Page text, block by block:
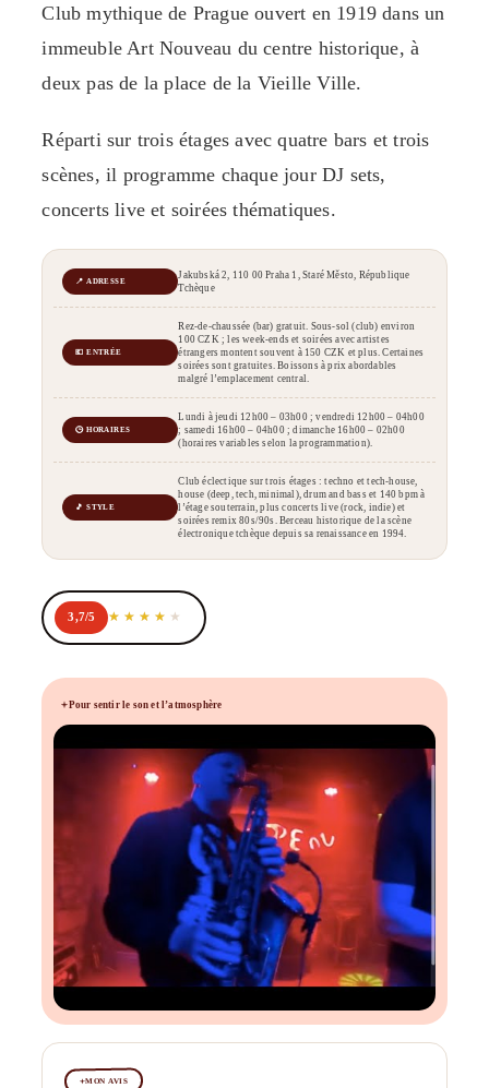
Club mythique de Prague ouvert en 1919 dans un
immeuble Art Nouveau du centre historique, à
deux pas de la place de la Vieille Ville.
Réparti sur trois étages avec quatre bars et trois
scènes, il programme chaque jour DJ sets,
concerts live et soirées thématiques.
📍 ADRESSE
Jakubská 2, 110 00 Praha 1, Staré Město, République
Tchèque
💶 ENTRÉE
Rez-de-chaussée (bar) gratuit. Sous-sol (club) environ
100 CZK ; les week-ends et soirées avec artistes
étrangers montent souvent à 150 CZK et plus. Certaines
soirées sont gratuites. Boissons à prix abordables
malgré l’emplacement central.
🕒 HORAIRES
Lundi à jeudi 12h00 – 03h00 ; vendredi 12h00 – 04h00
; samedi 16h00 – 04h00 ; dimanche 16h00 – 02h00
(horaires variables selon la programmation).
🎵 STYLE
Club éclectique sur trois étages : techno et tech-house,
house (deep, tech, minimal), drum and bass et 140 bpm à
l’étage souterrain, plus concerts live (rock, indie) et
soirées remix 80s/90s. Berceau historique de la scène
électronique tchèque depuis sa renaissance en 1994.
3,7/5
Pour sentir le son et l’atmosphère
MON AVIS